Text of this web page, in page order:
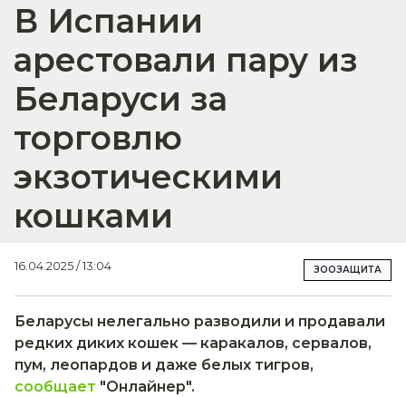
В Испании
арестовали пару из
Беларуси за
торговлю
экзотическими
кошками
16.04.2025 / 13:04 ЗООЗАЩИТА
Беларусы нелегально разводили и продавали
редких диких кошек — каракалов, сервалов,
пум, леопардов и даже белых тигров,
сообщает "Онлайнер".